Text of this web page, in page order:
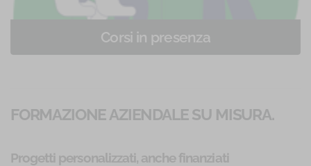
Corsi in presenza
Corsi di formazione in presenza
FORMAZIONE AZIENDALE SU MISURA.
Progetti personalizzati, anche finanziati